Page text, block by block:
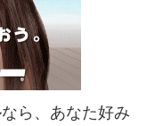
ら、あなた好み